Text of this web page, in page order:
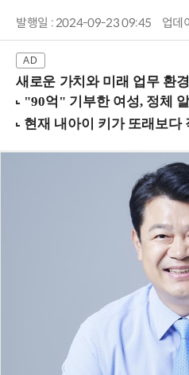
발행일 : 2024-09-23 09:45 업데
새로운 가치와 미래 업무 환경을 조망하는 AI